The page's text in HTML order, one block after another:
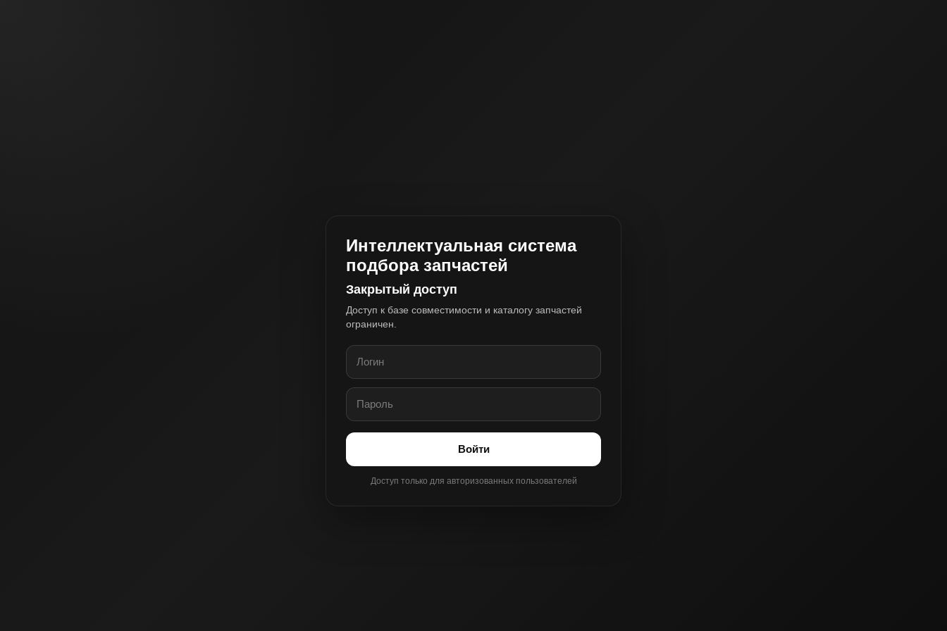
Интеллектуальная система
подбора запчастей
Закрытый доступ
Доступ к базе совместимости и каталогу запчастей
ограничен.
Войти
Доступ только для авторизованных пользователей